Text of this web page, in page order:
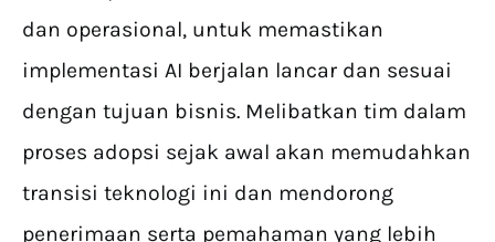
dan operasional, untuk memastikan
implementasi AI berjalan lancar dan sesuai
dengan tujuan bisnis. Melibatkan tim dalam
proses adopsi sejak awal akan memudahkan
transisi teknologi ini dan mendorong
penerimaan serta pemahaman yang lebih